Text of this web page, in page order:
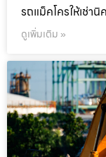
รถแม็คโครให้เช่า
ดูเพิ่มเติม »